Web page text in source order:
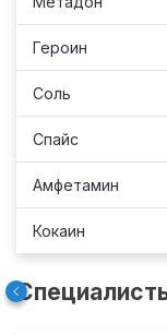
Героин
Соль
Спайс
Амфетамин
Кокаин